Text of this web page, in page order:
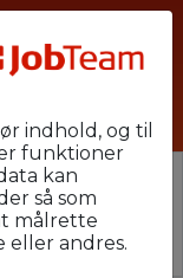
du kan
.
indhold, og til
funktioner
kan
så som
målrette
eller andres.